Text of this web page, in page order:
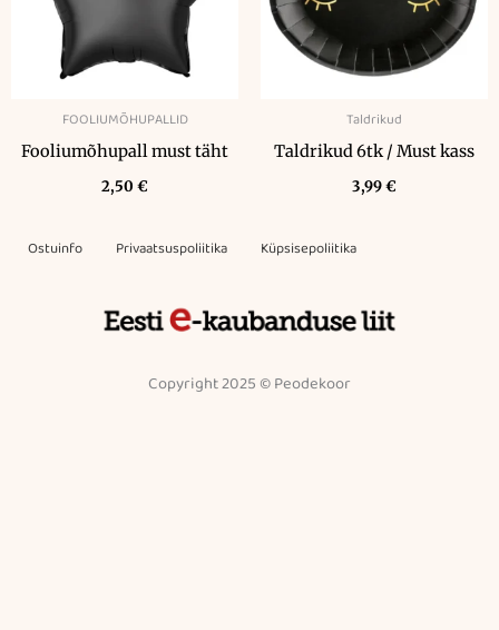
FOOLIUMÕHUPALLID
Fooliumõhupall must täht
2,50 €
Taldrikud
Taldrikud 6tk / Must kass
3,99€
Ostuinfo Privaatsuspoliitika Küpsisepoliitika
Copyright 2025 © Peodekoor